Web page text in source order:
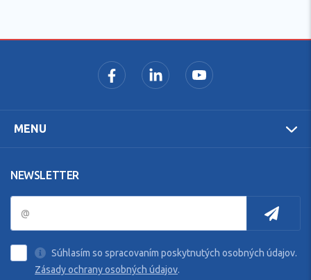
MENU
NEWSLETTER
Súhlasím so spracovaním poskytnutých osobných údajov.
Zásady ochrany osobných údajov.